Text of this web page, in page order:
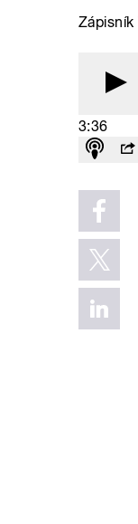
Zápisník
3:36